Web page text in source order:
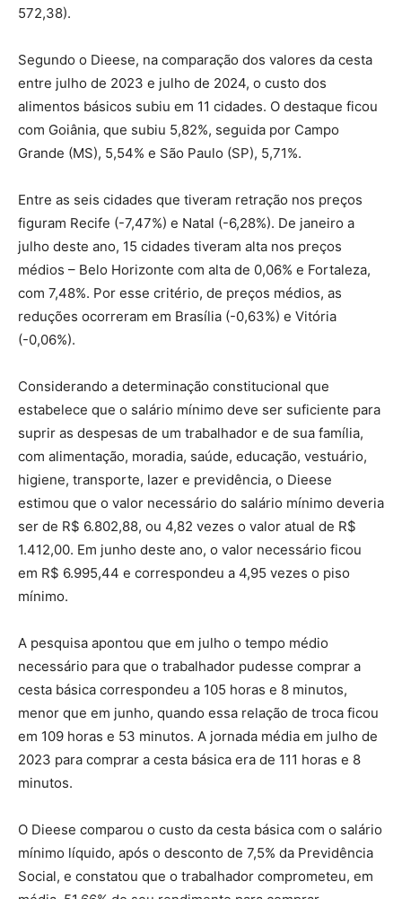
572,38).
Segundo o Dieese, na comparação dos valores da cesta
entre julho de 2023 e julho de 2024, o custo dos
alimentos básicos subiu em 11 cidades. O destaque ficou
com Goiânia, que subiu 5,82%, seguida por Campo
Grande (MS), 5,54% e São Paulo (SP), 5,71%.
Entre as seis cidades que tiveram retração nos preços
figuram Recife (-7,47%) e Natal (-6,28%). De janeiro a
julho deste ano, 15 cidades tiveram alta nos preços
médios – Belo Horizonte com alta de 0,06% e Fortaleza,
com 7,48%. Por esse critério, de preços médios, as
reduções ocorreram em Brasília (-0,63%) e Vitória
(-0,06%).
Considerando a determinação constitucional que
estabelece que o salário mínimo deve ser suficiente para
suprir as despesas de um trabalhador e de sua família,
com alimentação, moradia, saúde, educação, vestuário,
higiene, transporte, lazer e previdência, o Dieese
estimou que o valor necessário do salário mínimo deveria
ser de R$ 6.802,88, ou 4,82 vezes o valor atual de R$
1.412,00. Em junho deste ano, o valor necessário ficou
em R$ 6.995,44 e correspondeu a 4,95 vezes o piso
mínimo.
A pesquisa apontou que em julho o tempo médio
necessário para que o trabalhador pudesse comprar a
cesta básica correspondeu a 105 horas e 8 minutos,
menor que em junho, quando essa relação de troca ficou
em 109 horas e 53 minutos. A jornada média em julho de
2023 para comprar a cesta básica era de 111 horas e 8
minutos.
O Dieese comparou o custo da cesta básica com o salário
mínimo líquido, após o desconto de 7,5% da Previdência
Social, e constatou que o trabalhador comprometeu, em